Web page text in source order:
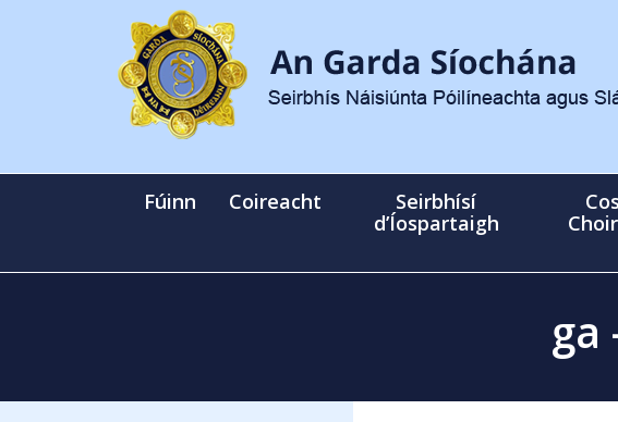
Fúinn Coireacht
Seirbhísí
d’Íospartaigh
ga